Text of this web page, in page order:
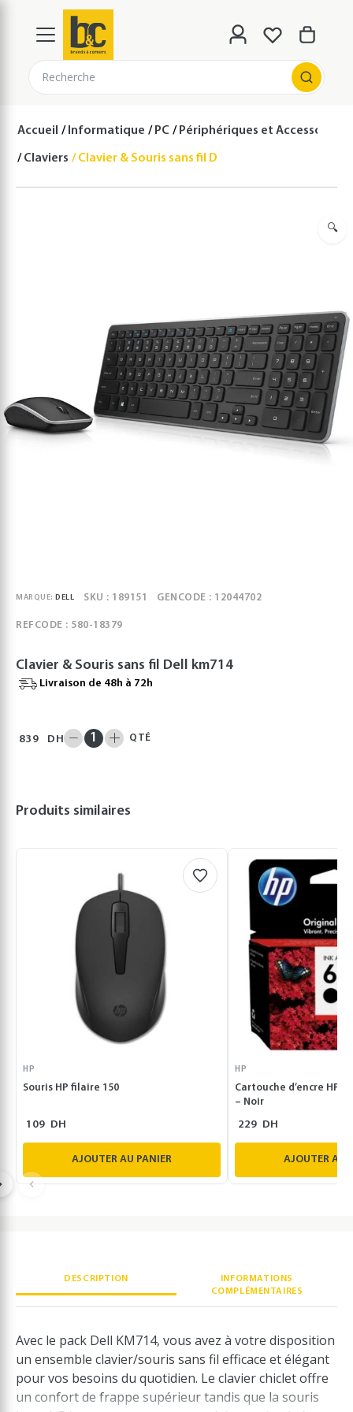
Recherche
Accueil Informatique PC Périphériques et Accessoires
Claviers Clavier & Souris sans fil Dell km714
🔍
MARQUE: DELL SKU : 189151 GENCODE : 12044702
REFCODE : 580-18379
Clavier & Souris sans fil Dell km714
Livraison de 48h à 72h
839 DH QTÉ
Produits similaires
HP
Souris HP filaire 150
109 DH
AJOUTER AU PANIER
HP
Cartouche d’encre HP
– Noir
229 DH
AJOUTER AU
DESCRIPTION
INFORMATIONS
COMPLÉMENTAIRES
Avec le pack Dell KM714, vous avez à votre disposition
un ensemble clavier/souris sans fil efficace et élégant
pour vos besoins du quotidien. Le clavier chiclet offre
un confort de frappe supérieur tandis que la souris